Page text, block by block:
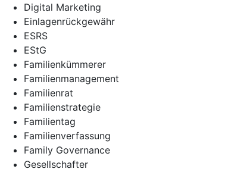
Digital Marketing
Einlagenrückgewähr
ESRS
EStG
Familienkümmerer
Familienmanagement
Familienrat
Familienstrategie
Familientag
Familienverfassung
Family Governance
Gesellschafter